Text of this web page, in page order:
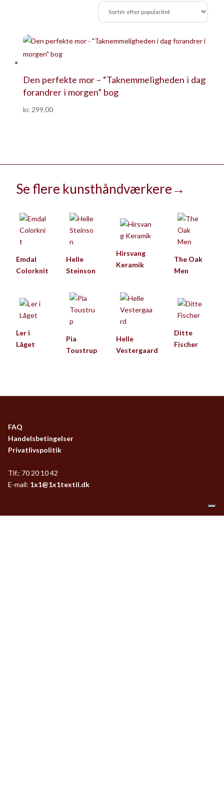
Den perfekte mor – “Taknemmeligheden i dag
forandrer i morgen” bog
kr. 299,00
Se flere kunsthåndværkere→
Emdal
Colorknit
Helle
Steinson
Hirsvang
Keramik
The Oak
Men
Ler i
Låget
Pia
Toustrup
Helle
Vestergaard
Ditte
Fischer
FAQ
Handelsbetingelser
Privatlivspolitik
Tlf.: 70 20 10 42
E-mail: 1x1@1x1textil.dk